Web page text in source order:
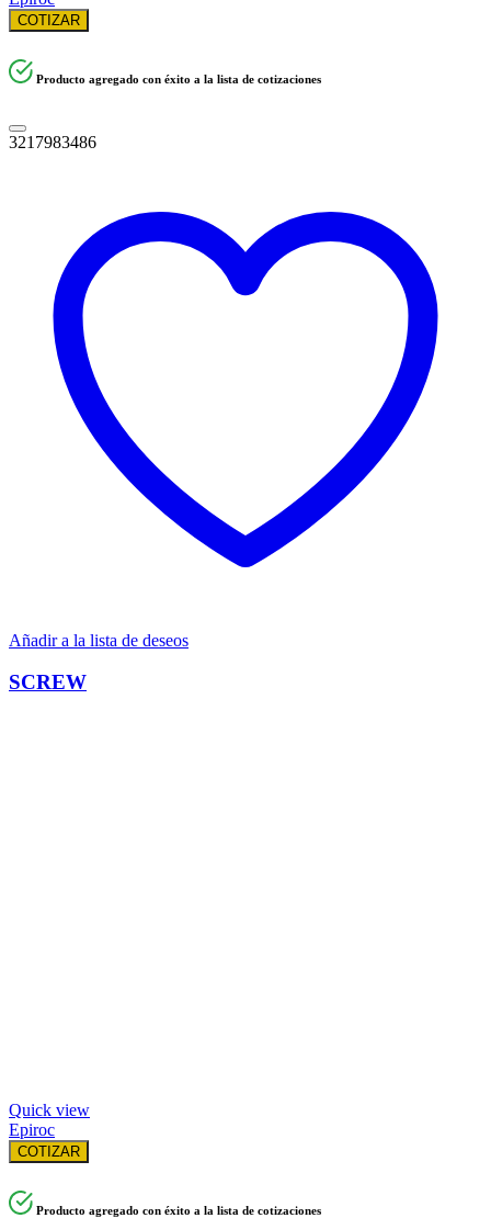
COTIZAR
Producto agregado con éxito a la lista de cotizaciones
3217983486
Añadir a la lista de deseos
SCREW
Quick view
Epiroc
COTIZAR
Producto agregado con éxito a la lista de cotizaciones